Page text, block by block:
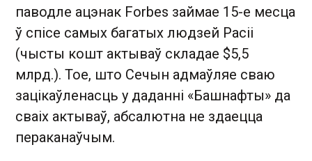
паводле ацэнак Forbes займае 15-е месца
ў спісе самых багатых людзей Расіі
(чысты кошт актываў складае $5,5
млрд.). Тое, што Сечын адмаўляе сваю
зацікаўленасць у даданні «Башнафты» да
сваіх актываў, абсалютна не здаецца
пераканаўчым.